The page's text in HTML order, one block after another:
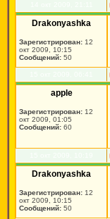
Drakonyashka
Зарегистрирован: 12
окт 2009, 10:15
Сообщений: 50
apple
Зарегистрирован: 12
окт 2009, 01:05
Сообщений: 60
Drakonyashka
Зарегистрирован: 12
окт 2009, 10:15
Сообщений: 50